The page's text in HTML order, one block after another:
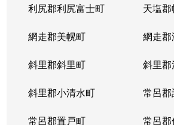
利尻郡利尻富士町 天塩
網走郡美幌町 網走
斜里郡斜里町 斜里
斜里郡小清水町 常呂
常呂郡置戸町 常呂